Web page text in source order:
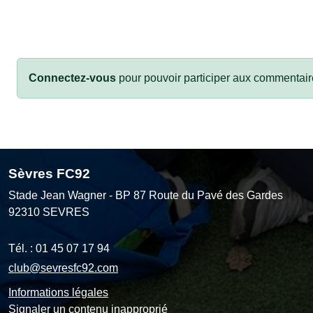
Connectez-vous pour pouvoir participer aux
Sèvres FC92
Stade Jean Wagner - BP 87 Route du Pavé des Gardes
92310 SEVRES
Tél. : 01 45 07 17 94
club@sevresfc92.com
Informations légales
Signaler un contenu inapproprié